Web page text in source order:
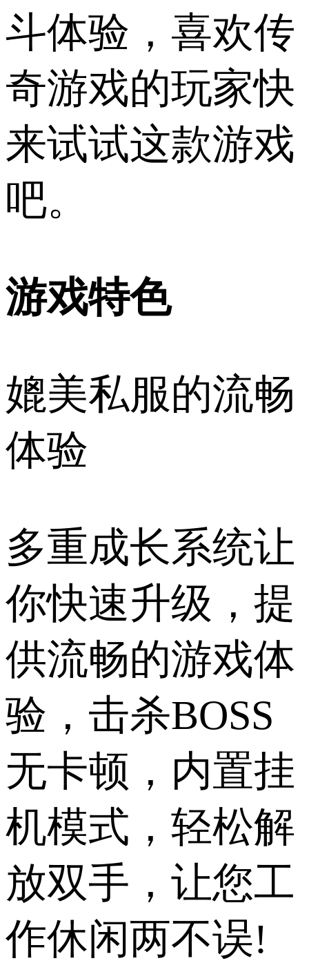
斗体验，喜欢传
奇游戏的玩家快
来试试这款游戏
吧。
游戏特色
媲美私服的流畅
体验
多重成长系统让
你快速升级，提
供流畅的游戏体
验，击杀BOSS
无卡顿，内置挂
机模式，轻松解
放双手，让您工
作休闲两不误!